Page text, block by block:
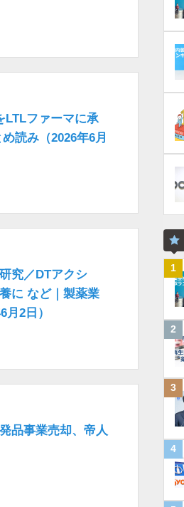
LTLファーマに承
読み（2026年6月
究／DTアクシ
に など｜製薬業
2日）
品事業売却、帝人